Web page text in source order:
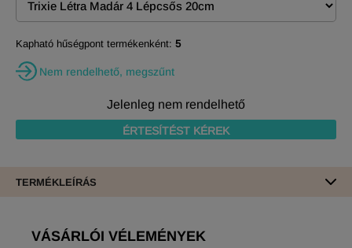
Kapható hűségpont termékenként: 5
Nem rendelhető, megszűnt
Jelenleg nem rendelhető
ÉRTESÍTÉST KÉREK
TERMÉKLEÍRÁS
VÁSÁRLÓI VÉLEMÉNYEK